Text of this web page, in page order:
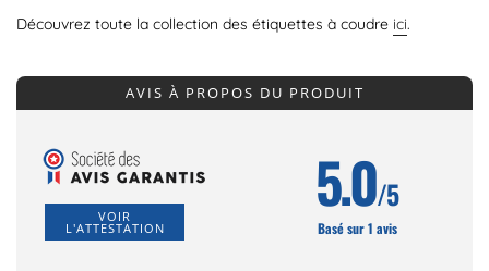
Découvrez toute la collection des étiquettes à coudre ici.
AVIS À PROPOS DU PRODUIT
VOIR
L'ATTESTATION
5.0/5
Basé sur 1 avis